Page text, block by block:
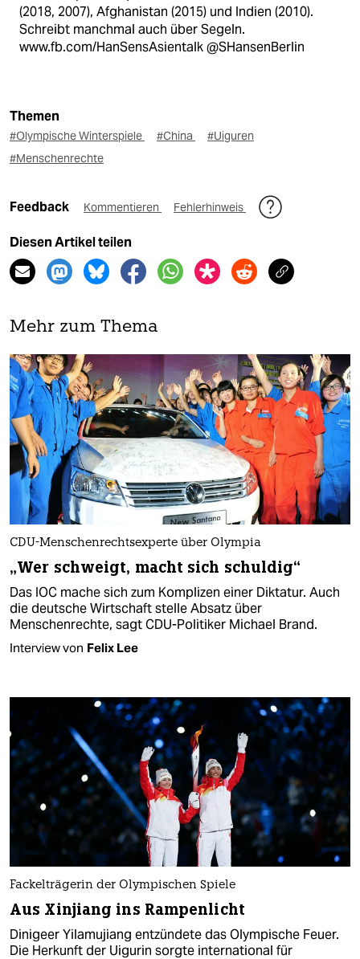
(2018, 2007), Afghanistan (2015) und Indien (2010).
Schreibt manchmal auch über Segeln.
www.fb.com/HanSensAsientalk @SHansenBerlin
Themen
#Olympische Winterspiele #China
#Uiguren
#Menschenrechte
Feedback Kommentieren Fehlerhinweis
Diesen Artikel teilen
Mehr zum Thema
CDU-Menschenrechtsexperte über Olympia
„Wer schweigt, macht sich schuldig“
Das IOC mache sich zum Komplizen einer Diktatur. Auch
die deutsche Wirtschaft stelle Absatz über
Menschenrechte, sagt CDU-Politiker Michael Brand.
Interview von Felix Lee
Fackelträgerin der Olympischen Spiele
Aus Xinjiang ins Rampenlicht
Dinigeer Yilamujiang entzündete das Olympische Feuer.
Die Herkunft der Uigurin sorgte international für